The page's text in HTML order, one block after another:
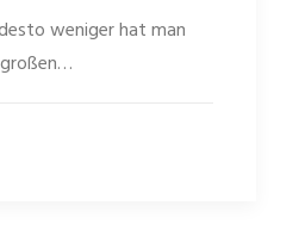
weniger hat man